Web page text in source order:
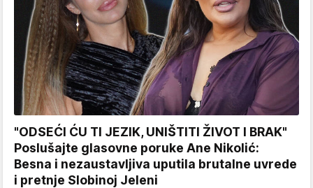
"ODSEĆI ĆU TI JEZIK, UNIŠTITI ŽIVOT I BRAK"
Poslušajte glasovne poruke Ane Nikolić:
Besna i nezaustavljiva uputila brutalne uvrede
i pretnje Slobinoj Jeleni